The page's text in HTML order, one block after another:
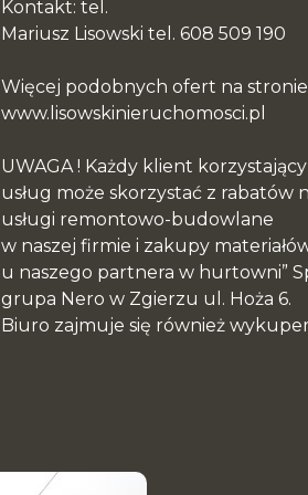
Kontakt: tel.
Mariusz Lisowski tel. 608 509 190
Więcej podobnych ofert na stronie
www.lisowskinieruchomosci.pl
UWAGA ! Każdy klient
usług może skorzystać z rabatów
usługi remontowo-budowlane
w naszej firmie i zakupy
u naszego partnera w hurtowni”
grupa Nero w Zgierzu ul. Hoża 6.
Biuro zajmuje się również